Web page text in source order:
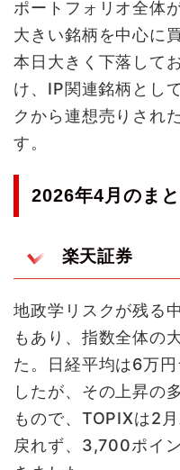
ポートフォリオ全体
大きい銘柄を中心に
本日大きく下落して
け、IP関連銘柄とし
クから連想売りされ
す。
2026年4月のま
楽天証券
地政学リスクが残る
もあり、指数全体の
た。日経平均は6万
したが、その上昇の
もので、TOPIXは2
戻れず、3,700ポイ